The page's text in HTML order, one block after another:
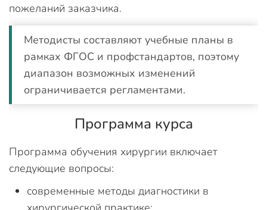
пожеланий заказчика.
Методисты составляют учебные планы в
рамках ФГОС и профстандартов, поэтому
диапазон возможных изменений
ограничивается регламентами.
Программа курса
Программа обучения хирургии включает
следующие вопросы:
современные методы диагностики в